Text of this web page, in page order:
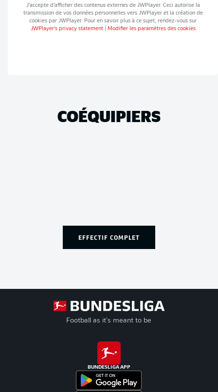
J’accepte d’afficher des contenus externes de JWPlayer. Ceci autorise la
transmission de vos données personnelles vers JWPlayeret la création de
cookies par JWPlayer. Pour en savoir plus à ce sujet, rendez-vous sur
JWPlayer's privacy statement| Modifier les paramètres des cookies
COÉQUIPIERS
EFFECTIF COMPLET
Football as it's meant to be
BUNDESLIGA APP